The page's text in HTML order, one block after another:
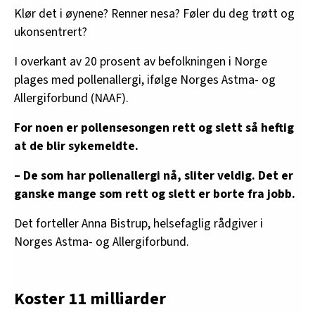
Klør det i øynene? Renner nesa? Føler du deg trøtt og
ukonsentrert?
I overkant av 20 prosent av befolkningen i Norge
plages med pollenallergi, ifølge Norges Astma- og
Allergiforbund (NAAF).
For noen er pollensesongen rett og slett så heftig
at de blir sykemeldte.
– De som har pollenallergi nå, sliter veldig. Det er
ganske mange som rett og slett er borte fra jobb.
Det forteller Anna Bistrup, helsefaglig rådgiver i
Norges Astma- og Allergiforbund.
Koster 11 milliarder